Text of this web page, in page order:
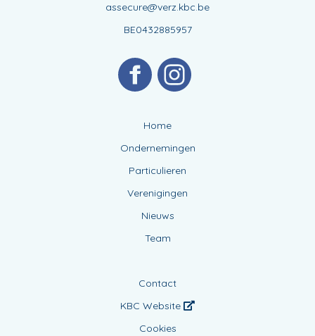
assecure@verz.kbc.be
BE0432885957
Home
Ondernemingen
Particulieren
Verenigingen
Nieuws
Team
Contact
KBC Website
Cookies